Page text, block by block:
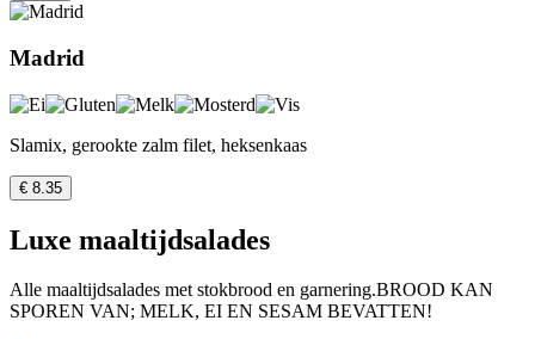
Madrid
Slamix, gerookte zalm filet, heksenkaas
€ 8.35
Luxe maaltijdsalades
Alle maaltijdsalades met stokbrood en garnering.BROOD KAN
SPOREN VAN; MELK, EI EN SESAM BEVATTEN!